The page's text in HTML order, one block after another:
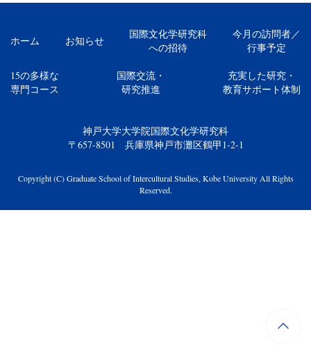
ホーム お知らせ
国際文化学研究科
への招待
今月の訪問者／
行事予定
15の多様な
専門コース
国際交流・
研究推進
充実した研究・
教育サポート体制
神戸大学大学院国際文化学研究科
〒657-8501 兵庫県神戸市灘区鶴甲1-2-1
Copyright (C) Graduate School of Intercultural Studies, Kobe University All Rights
Reserved.